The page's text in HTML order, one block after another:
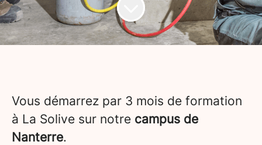
Vous démarrez par 3 mois de formation
à La Solive sur notre campus de
Nanterre.